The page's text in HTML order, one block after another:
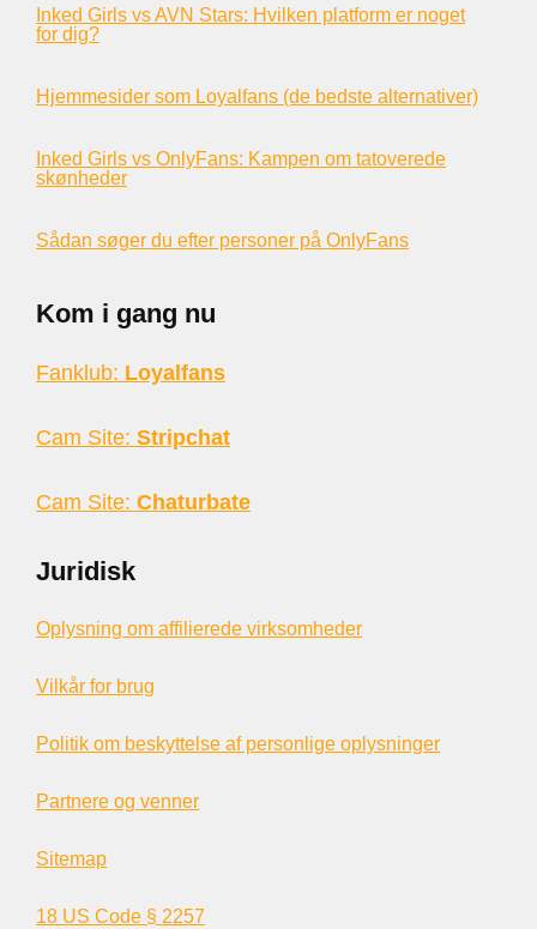
Inked Girls vs AVN Stars: Hvilken platform er noget
for dig?
Hjemmesider som Loyalfans (de bedste alternativer)
Inked Girls vs OnlyFans: Kampen om tatoverede
skønheder
Sådan søger du efter personer på OnlyFans
Kom i gang nu
Fanklub: Loyalfans
Cam Site: Stripchat
Cam Site: Chaturbate
Juridisk
Oplysning om affilierede virksomheder
Vilkår for brug
Politik om beskyttelse af personlige oplysninger
Partnere og venner
Sitemap
18 US Code § 2257